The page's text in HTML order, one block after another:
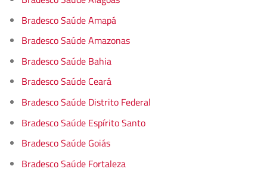
Bradesco Saúde Amapá
Bradesco Saúde Amazonas
Bradesco Saúde Bahia
Bradesco Saúde Ceará
Bradesco Saúde Distrito Federal
Bradesco Saúde Espírito Santo
Bradesco Saúde Goiás
Bradesco Saúde Fortaleza